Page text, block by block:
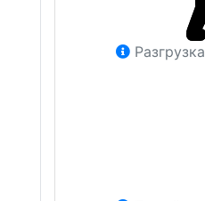
Разгрузка